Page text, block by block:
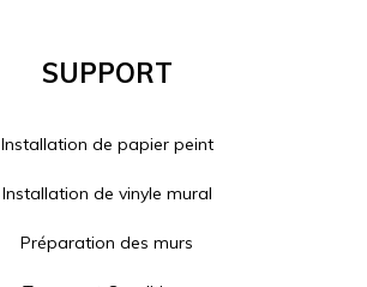
Support
Installation de papier peint
Installation de vinyle mural
Préparation des murs